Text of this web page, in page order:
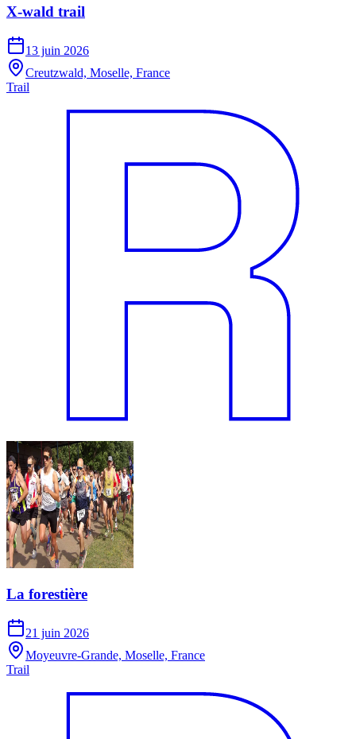
X-wald trail
13 juin 2026
Creutzwald, Moselle, France
Trail
La forestière
21 juin 2026
Moyeuvre-Grande, Moselle, France
Trail